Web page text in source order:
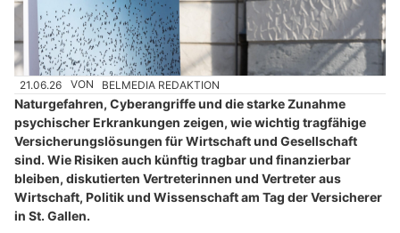
21.06.26 VON BELMEDIA REDAKTION
Naturgefahren, Cyberangriffe und die starke Zunahme
psychischer Erkrankungen zeigen, wie wichtig tragfähige
Versicherungslösungen für Wirtschaft und Gesellschaft
sind. Wie Risiken auch künftig tragbar und finanzierbar
bleiben, diskutierten Vertreterinnen und Vertreter aus
Wirtschaft, Politik und Wissenschaft am Tag der Versicherer
in St. Gallen.